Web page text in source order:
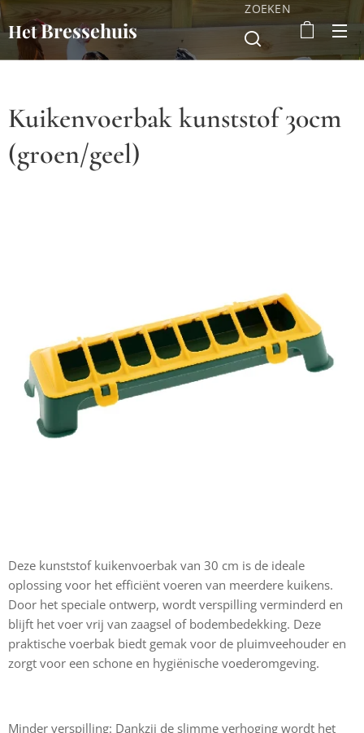
HetBressehuis
ZOEKEN
Kuikenvoerbak kunststof 30cm
(groen/geel)
Deze kunststof kuikenvoerbak van 30 cm is de ideale
oplossing voor het efficiënt voeren van meerdere kuikens.
Door het speciale ontwerp, wordt verspilling verminderd en
blijft het voer vrij van zaagsel of bodembedekking. Deze
praktische voerbak biedt gemak voor de pluimveehouder en
zorgt voor een schone en hygiënische voederomgeving.
Minder verspilling: Dankzij de slimme verhoging wordt het